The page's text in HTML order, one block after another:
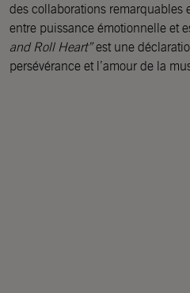
des collaborations remarquables
entre puissance émotionnelle et
and Roll Heart”est une
persévérance et l’amour de la